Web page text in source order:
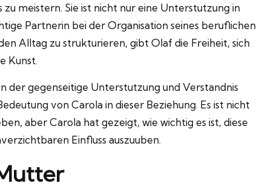
zu meistern. Sie ist nicht nur eine Unterstutzung in
Partnerin bei der Organisation seines beruflichen
Alltag zu strukturieren, gibt Olaf die Freiheit, sich
Kunst.
der gegenseitige Unterstutzung und Verstandnis
von Carola in dieser Beziehung. Es ist nicht
aber Carola hat gezeigt, wie wichtig es ist, diese
Einfluss auszuuben.